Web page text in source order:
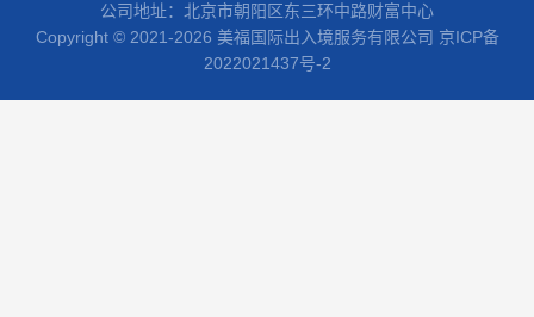
公司地址：北京市朝阳区东三环中路财富中心
Copyright © 2021-2026 美福国际出入境服务有限公司 京ICP备
2022021437号-2